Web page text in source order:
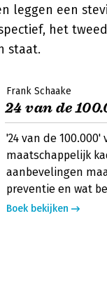
leggen een
het
staat.
Frank Schaake
24 van de
'24 van de
maatschappelijk
aanbevelingen
preventie en wat
Boek bekijken